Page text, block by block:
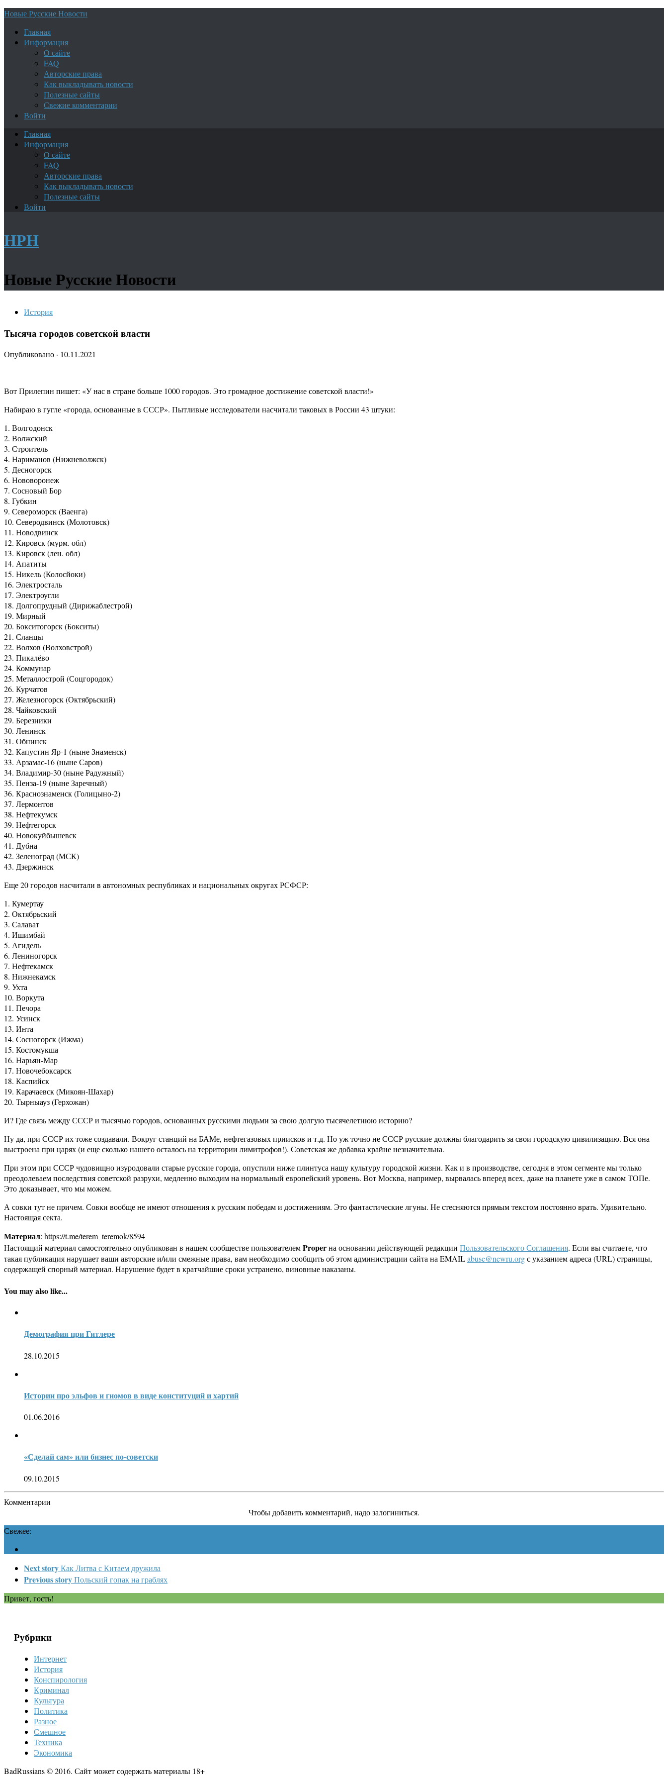
Новые Русские Новости
Главная
Информация
О сайте
FAQ
Авторские права
Как выкладывать новости
Полезные сайты
Свежие комментарии
Войти
Главная
Информация
О сайте
FAQ
Авторские права
Как выкладывать новости
Полезные сайты
Войти
НРН
Новые Русские Новости
История
Тысяча городов советской власти
Опубликовано · 10.11.2021
Вот Прилепин пишет: «У нас в стране больше 1000 городов. Это громадное достижение советской власти!»
Набираю в гугле «города, основанные в СССР». Пытливые исследователи насчитали таковых в России 43 штуки:
1. Волгодонск
2. Волжский
3. Строитель
4. Нариманов (Нижневолжск)
5. Десногорск
6. Нововоронеж
7. Сосновый Бор
8. Губкин
9. Североморск (Ваенга)
10. Северодвинск (Молотовск)
11. Новодвинск
12. Кировск (мурм. обл)
13. Кировск (лен. обл)
14. Апатиты
15. Никель (Колосйоки)
16. Электросталь
17. Электроугли
18. Долгопрудный (Дирижаблестрой)
19. Мирный
20. Бокситогорск (Бокситы)
21. Сланцы
22. Волхов (Волховстрой)
23. Пикалёво
24. Коммунар
25. Металлострой (Соцгородок)
26. Курчатов
27. Железногорск (Октябрьский)
28. Чайковский
29. Березники
30. Ленинск
31. Обнинск
32. Капустин Яр-1 (ныне Знаменск)
33. Арзамас-16 (ныне Саров)
34. Владимир-30 (ныне Радужный)
35. Пенза-19 (ныне Заречный)
36. Краснознаменск (Голицыно-2)
37. Лермонтов
38. Нефтекумск
39. Нефтегорск
40. Новокуйбышевск
41. Дубна
42. Зеленоград (МСК)
43. Дзержинск
Еще 20 городов насчитали в автономных республиках и национальных округах РСФСР:
1. Кумертау
2. Октябрьский
3. Салават
4. Ишимбай
5. Агидель
6. Лениногорск
7. Нефтекамск
8. Нижнекамск
9. Ухта
10. Воркута
11. Печора
12. Усинск
13. Инта
14. Сосногорск (Ижма)
15. Костомукша
16. Нарьян-Мар
17. Новочебоксарск
18. Каспийск
19. Карачаевск (Микоян-Шахар)
20. Тырныауз (Герхожан)
И? Где связь между СССР и тысячью городов, основанных русскими людьми за свою долгую тысячелетнюю историю?
Ну да, при СССР их тоже создавали. Вокруг станций на БАМе, нефтегазовых приисков и т.д. Но уж точно не СССР русские должны благодарить за свои городскую цивилизацию. Вся она
выстроена при царях (и еще сколько нашего осталось на территории лимитрофов!). Советская же добавка крайне незначительна.
При этом при СССР чудовищно изуродовали старые русские города, опустили ниже плинтуса нашу культуру городской жизни. Как и в производстве, сегодня в этом сегменте мы только
преодолеваем последствия советской разрухи, медленно выходим на нормальный европейский уровень. Вот Москва, например, вырвалась вперед всех, даже на планете уже в самом ТОПе.
Это доказывает, что мы можем.
А совки тут не причем. Совки вообще не имеют отношения к русским победам и достижениям. Это фантастические лгуны. Не стесняются прямым текстом постоянно врать. Удивительно.
Настоящая секта.
Материал: https://t.me/terem_teremok/8594
Настоящий материал самостоятельно опубликован в нашем сообществе пользователемProperна основании действующей редакции Пользовательского Соглашения. Если вы считаете, что
такая публикация нарушает ваши авторские и/или смежные права, вам необходимо сообщить об этом администрации сайта на EMAILabuse@newru.orgс указанием адреса (URL) страницы,
содержащей спорный материал. Нарушение будет в кратчайшие сроки устранено, виновные наказаны.
You may also like...
Демография при Гитлере
28.10.2015
Истории про эльфов и гномов в виде конституций и хартий
01.06.2016
«Сделай сам» или бизнес по-советски
09.10.2015
Комментарии
Чтобы добавить комментарий, надо залогиниться.
Свежее:
Next storyКак Литва с Китаем дружила
Previous storyПольский гопак на граблях
Привет, гость!
Рубрики
Интернет
История
Конспирология
Криминал
Культура
Политика
Разное
Смешное
Техника
Экономика
BadRussians © 2016. Сайт может содержать материалы 18+